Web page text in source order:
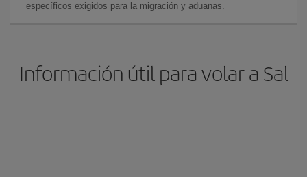
específicos exigidos para la migración y aduanas.
Información útil para volar a Sal